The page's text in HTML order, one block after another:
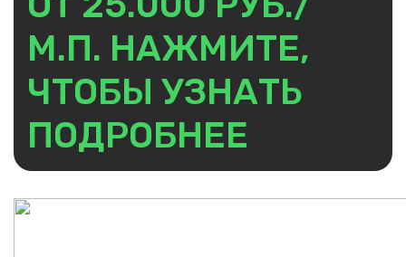
М.П. НАЖМИТЕ,
ЧТОБЫ УЗНАТЬ
ПОДРОБНЕЕ